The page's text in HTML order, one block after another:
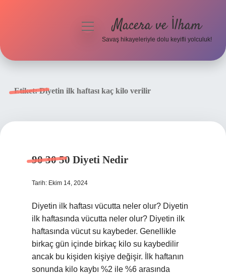
menüyüMacera ve İlham
Savaş hikayeleriyle dolu keyifli yolculuk!
Etiket:Diyetin ilk haftası kaç kilo verilir
90 30 50 Diyeti Nedir
Tarih: Ekim 14, 2024
Diyetin ilk haftası vücutta neler olur? Diyetin
ilk haftasında vücutta neler olur? Diyetin ilk
haftasında vücut su kaybeder. Genellikle
birkaç gün içinde birkaç kilo su kaybedilir
ancak bu kişiden kişiye değişir. İlk haftanın
sonunda kilo kaybı %2 ile %6 arasında